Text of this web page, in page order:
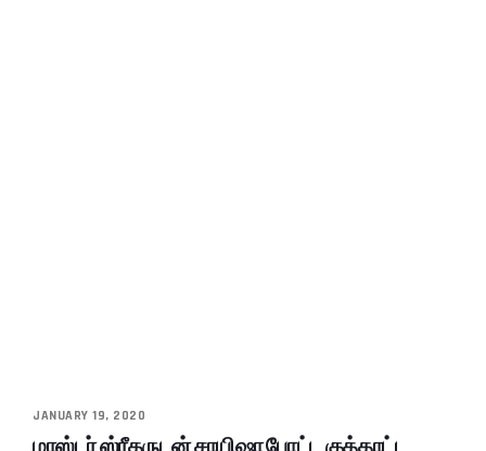
JANUARY 19, 2020